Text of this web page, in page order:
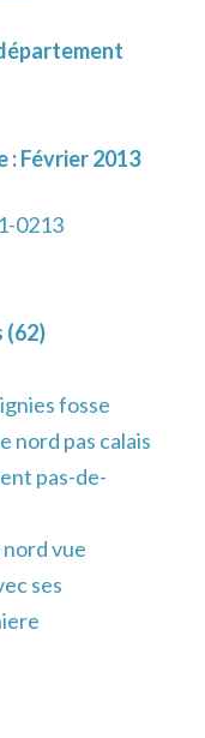
: Février 2013
0213
(62)
fosse
nord pas calais
pas-de-
vue
ses